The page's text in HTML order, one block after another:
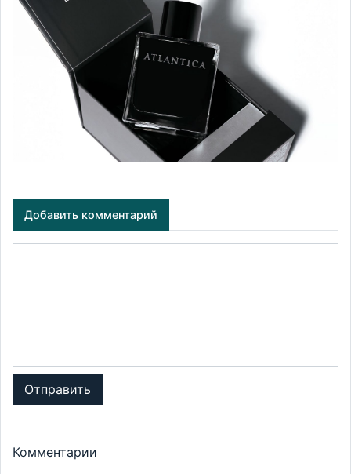
Добавить комментарий
Отправить
Комментарии